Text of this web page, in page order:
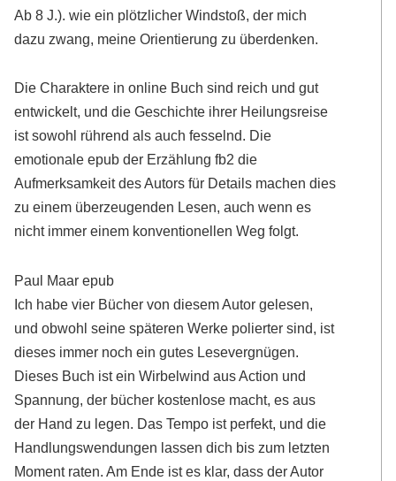
Ab 8 J.). wie ein plötzlicher Windstoß, der mich
dazu zwang, meine Orientierung zu überdenken.
Die Charaktere in online Buch sind reich und gut
entwickelt, und die Geschichte ihrer Heilungsreise
ist sowohl rührend als auch fesselnd. Die
emotionale epub der Erzählung fb2 die
Aufmerksamkeit des Autors für Details machen dies
zu einem überzeugenden Lesen, auch wenn es
nicht immer einem konventionellen Weg folgt.
Paul Maar epub
Ich habe vier Bücher von diesem Autor gelesen,
und obwohl seine späteren Werke polierter sind, ist
dieses immer noch ein gutes Lesevergnügen.
Dieses Buch ist ein Wirbelwind aus Action und
Spannung, der bücher kostenlose macht, es aus
der Hand zu legen. Das Tempo ist perfekt, und die
Handlungswendungen lassen dich bis zum letzten
Moment raten. Am Ende ist es klar, dass der Autor